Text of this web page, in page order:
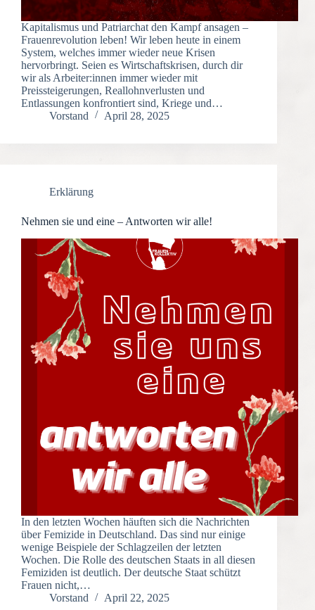
Kapitalismus und Patriarchat den Kampf ansagen –
Frauenrevolution leben! Wir leben heute in einem
System, welches immer wieder neue Krisen
hervorbringt. Seien es Wirtschaftskrisen, durch dir
wir als Arbeiter:innen immer wieder mit
Preissteigerungen, Reallohnverlusten und
Entlassungen konfrontiert sind, Kriege und…
Vorstand
April 28, 2025
Erklärung
Nehmen sie und eine – Antworten wir alle!
In den letzten Wochen häuften sich die Nachrichten
über Femizide in Deutschland. Das sind nur einige
wenige Beispiele der Schlagzeilen der letzten
Wochen. Die Rolle des deutschen Staats in all diesen
Femiziden ist deutlich. Der deutsche Staat schützt
Frauen nicht,…
Vorstand
April 22, 2025